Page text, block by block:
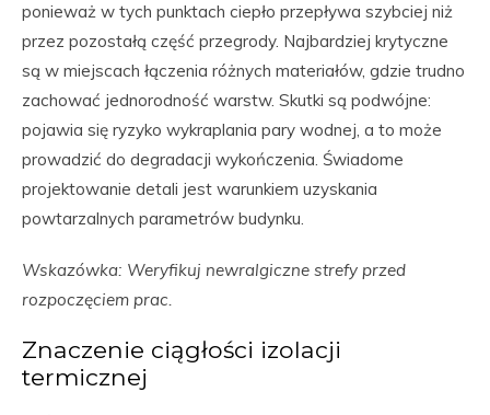
ponieważ w tych punktach ciepło przepływa szybciej niż
przez pozostałą część przegrody. Najbardziej krytyczne
są w miejscach łączenia różnych materiałów, gdzie trudno
zachować jednorodność warstw. Skutki są podwójne:
pojawia się ryzyko wykraplania pary wodnej, a to może
prowadzić do degradacji wykończenia. Świadome
projektowanie detali jest warunkiem uzyskania
powtarzalnych parametrów budynku.
Wskazówka: Weryfikuj newralgiczne strefy przed
rozpoczęciem prac.
Znaczenie ciągłości izolacji
termicznej